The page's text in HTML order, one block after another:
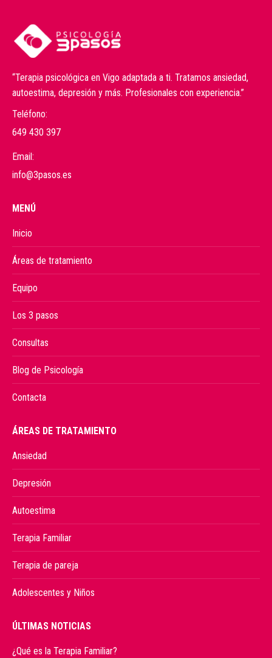
“Terapia psicológica en Vigo adaptada a ti. Tratamos ansiedad,
autoestima, depresión y más. Profesionales con experiencia.”
Teléfono:
649 430 397
Email:
info@3pasos.es
MENÚ
Inicio
Áreas de tratamiento
Equipo
Los 3 pasos
Consultas
Blog de Psicología
Contacta
ÁREAS DE TRATAMIENTO
Ansiedad
Depresión
Autoestima
Terapia Familiar
Terapia de pareja
Adolescentes y Niños
ÚLTIMAS NOTICIAS
¿Qué es la Terapia Familiar?